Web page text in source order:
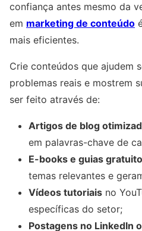
confiança antes mesmo da
em marketing de conteúdo
mais eficientes.
Crie conteúdos que ajudem
problemas reais e mostrem
ser feito através de:
Artigos de blog
em palavras-chave de
E-books e guias
temas relevantes e
Vídeos tutoriais no
específicas do setor;
Postagens no LinkedIn